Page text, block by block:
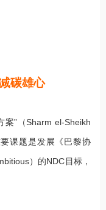
碳雄心
案”（Sharm el-Sheikh
课题是发展《巴黎协
）的NDC目标，